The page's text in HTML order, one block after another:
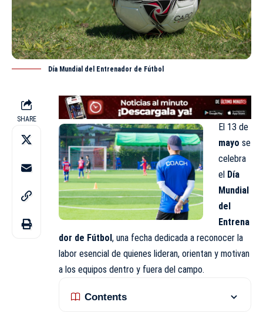
Día Mundial del Entrenador de Fútbol
SHARE
El 13 de
mayo se
celebra
el Día
Mundial
del
Entrena
dor de Fútbol, una fecha dedicada a reconocer la
labor esencial de quienes lideran, orientan y motivan
a los equipos dentro y fuera del campo.
Contents